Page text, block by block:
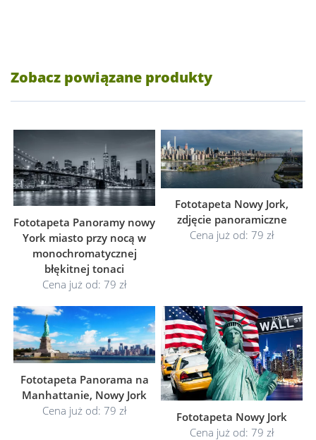
Zobacz powiązane produkty
Fototapeta Panoramy nowy
York miasto przy nocą w
monochromatycznej
błękitnej tonaci
Cena już od: 79 zł
Fototapeta Nowy Jork,
zdjęcie panoramiczne
Cena już od: 79 zł
Fototapeta Panorama na
Manhattanie, Nowy Jork
Cena już od: 79 zł
Fototapeta Nowy Jork
Cena już od: 79 zł